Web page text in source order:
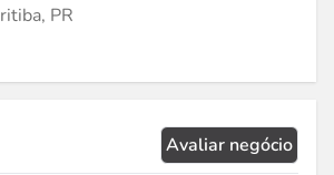
PR
Avaliar negócio